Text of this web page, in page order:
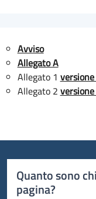
Avviso
Allegato A
Allegato 1
Allegato 2
Quanto sono
pagina?